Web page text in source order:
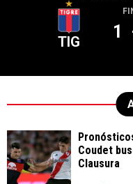
TIG 1
Coudet
Clausura